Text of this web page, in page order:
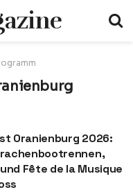
Oranienburg 2026:
Fête de la Musique